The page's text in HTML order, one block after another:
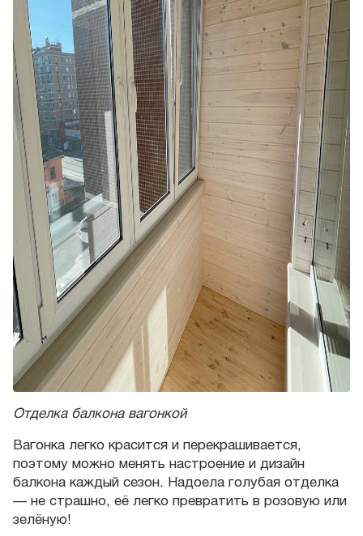
Отделка балкона вагонкой
Вагонка легко красится и перекрашивается,
поэтому можно менять настроение и дизайн
балкона каждый сезон. Надоела голубая отделка
— не страшно, её легко превратить в розовую или
зелёную!